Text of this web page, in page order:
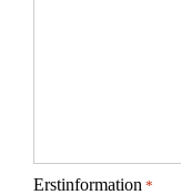
Erstinformation *